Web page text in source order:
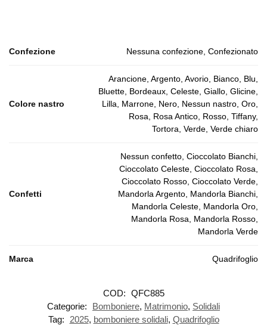
Confezione Nessuna confezione, Confezionato
Colore nastro
Arancione, Argento, Avorio, Bianco, Blu,
Bluette, Bordeaux, Celeste, Giallo, Glicine,
Lilla, Marrone, Nero, Nessun nastro, Oro,
Rosa, Rosa Antico, Rosso, Tiffany,
Tortora, Verde, Verde chiaro
Confetti
Nessun confetto, Cioccolato Bianchi,
Cioccolato Celeste, Cioccolato Rosa,
Cioccolato Rosso, Cioccolato Verde,
Mandorla Argento, Mandorla Bianchi,
Mandorla Celeste, Mandorla Oro,
Mandorla Rosa, Mandorla Rosso,
Mandorla Verde
Marca Quadrifoglio
COD: QFC885
Categorie:
Bomboniere, Matrimonio, Solidali
Tag:
2025, bomboniere solidali, Quadrifoglio